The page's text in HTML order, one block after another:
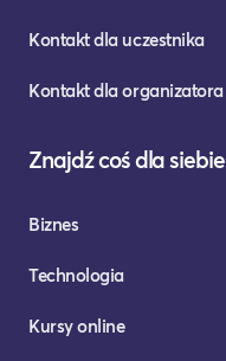
Kontakt dla uczestnika
Kontakt dla organizatora
Znajdź coś dla siebie
Biznes
Technologia
Kursy online